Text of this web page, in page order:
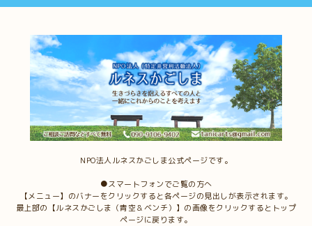
NPO法人ルネスかごしま公式ページです。
●スマートフォンでご覧の方へ
【メニュー】のバナーをクリックすると各ページの見出しが表示されます。
最上部の【ルネスかごしま（青空＆ベンチ）】の画像をクリックするとトップ
ページに戻ります。